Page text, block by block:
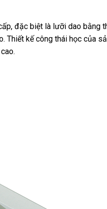
đặc biệt là lưỡi dao
kế công thái học của